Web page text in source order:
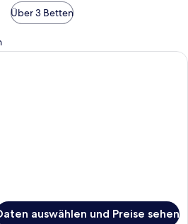
Über 3 Betten
Ein Hotelzimmer mit einem großen
auswählen und Preise sehen